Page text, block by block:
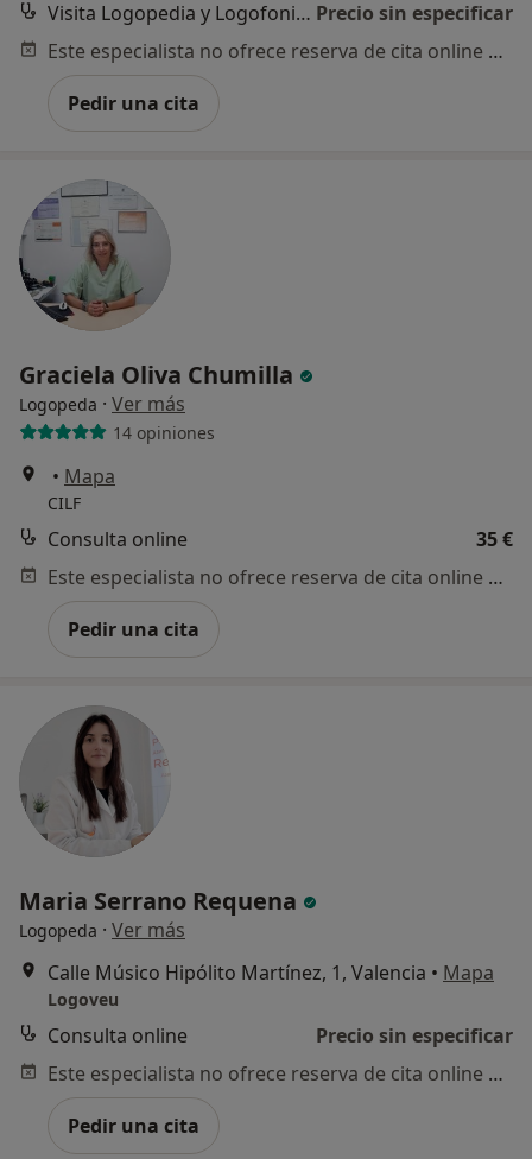
Visita Logopedia y Logofoniatría Precio sin especificar
Este especialista no ofrece reserva de cita online en esta dirección.
Pedir una cita
Graciela Oliva Chumilla
Logopeda · Ver más
14 opiniones
• Mapa
CILF
Consulta online
35 €
Este especialista no ofrece reserva de cita online en esta dirección.
Pedir una cita
Maria Serrano Requena
Logopeda · Ver más
Calle Músico Hipólito Martínez, 1, Valencia • Mapa
Logoveu
Consulta online
Precio sin especificar
Este especialista no ofrece reserva de cita online en esta dirección.
Pedir una cita